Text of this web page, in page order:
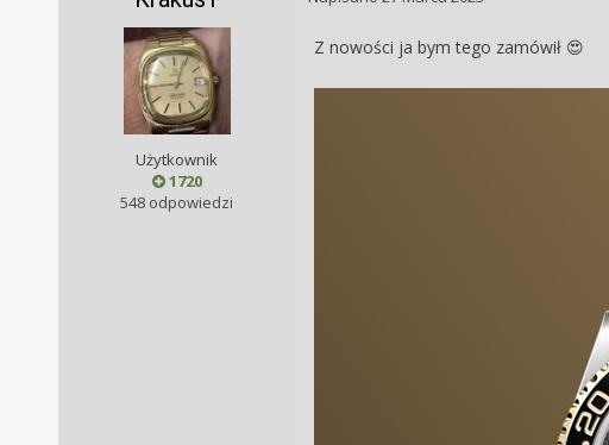
Użytkownik
1720
548 odpowiedzi
Z nowości ja bym tego zamówił 😍